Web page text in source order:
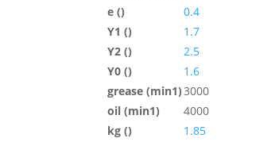
e ()
0.4
Y1 ()
1.7
Y2 ()
2.5
Y0 ()
1.6
grease (min1)3000
oil (min1)
4000
kg ()
1.85